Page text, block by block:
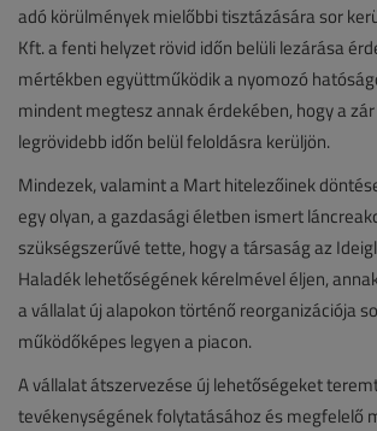
adó körülmények mielőbbi tisztázására sor
Kft. a fenti helyzet rövid időn belüli lezárása
mértékben együttműködik a nyomozó
mindent megtesz annak érdekében, hogy a
legrövidebb időn belül feloldásra kerüljön.
Mindezek, valamint a Mart hitelezőinek
egy olyan, a gazdasági életben ismert
szükségszerűvé tette, hogy a társaság az
Haladék lehetőségének kérelmével éljen,
a vállalat új alapokon történő reorganizációja
működőképes legyen a piacon.
A vállalat átszervezése új lehetőségeket
tevékenységének folytatásához és megfelelő